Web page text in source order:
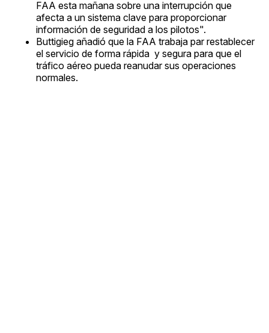
FAA esta mañana sobre una interrupción que
afecta a un sistema clave para proporcionar
información de seguridad a los pilotos".
Buttigieg añadió que la FAA trabaja par restablecer
el servicio de forma rápida y segura para que el
tráfico aéreo pueda reanudar sus operaciones
normales.